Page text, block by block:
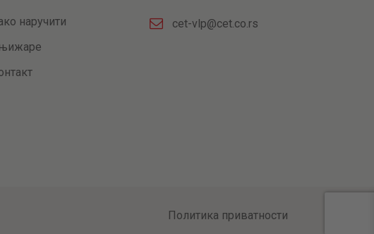
наручити
cet-vlp@cet.co.rs
Политика приватности